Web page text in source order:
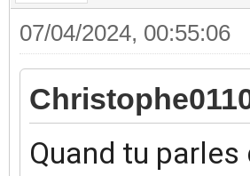
07/04/2024, 00:55:06
Quand tu